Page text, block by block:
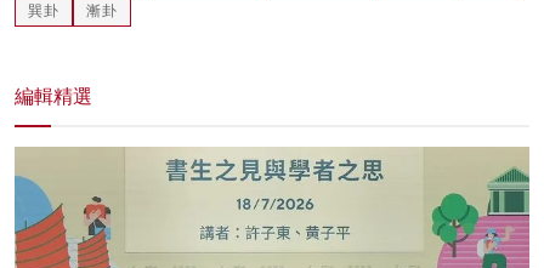
巽卦
漸卦
編輯精選